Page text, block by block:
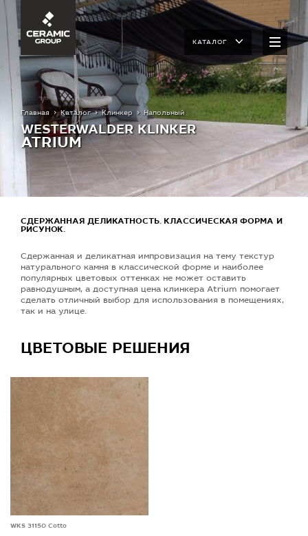
КАТАЛОГ
Главная Каталог Клинкер Напольный
WESTERWALDER KLINKER
ATRIUM
СДЕРЖАННАЯ ДЕЛИКАТНОСТЬ. КЛАССИЧЕСКАЯ ФОРМА И
РИСУНОК.
Сдержанная и деликатная импровизация на тему текстур
натурального камня в классической форме и наиболее
популярных цветовых оттенках не может оставить
равнодушным, а доступная цена клинкера Atrium помогает
сделать отличный выбор для использования в помещениях,
так и на улице.
ЦВЕТОВЫЕ РЕШЕНИЯ
WKS 31150 Cotto